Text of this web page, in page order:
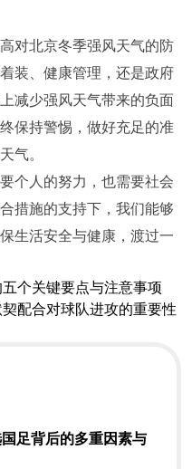
对北京冬季强风天气的防
装、健康管理，还是政府
减少强风天气带来的负面
保持警惕，做好充足的准
气。
个人的努力，也需要社会
措施的支持下，我们能够
生活安全与健康，渡过一
个关键要点与注意事项
配合对球队进攻的重要性
足背后的多重因素与